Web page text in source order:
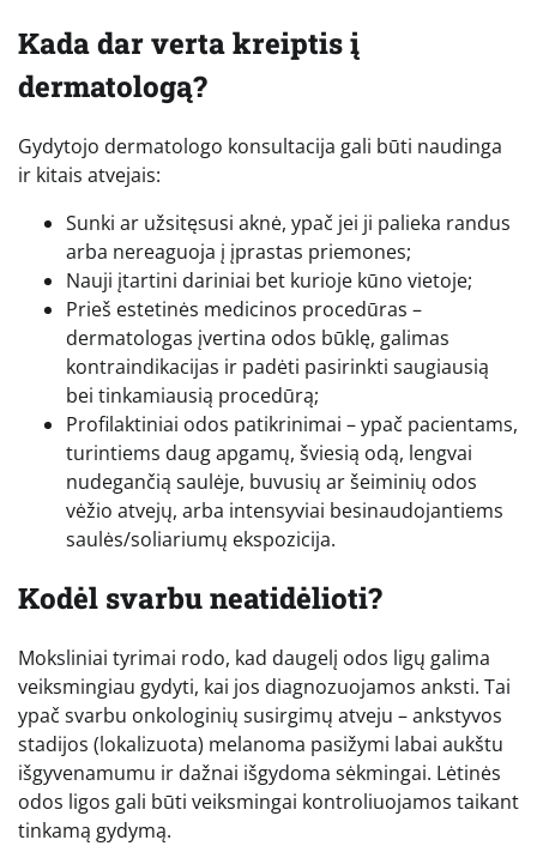
Kada dar verta kreiptis į
dermatologą?
Gydytojo dermatologo konsultacija gali būti naudinga
ir kitais atvejais:
Sunki ar užsitęsusi aknė, ypač jei ji palieka randus
arba nereaguoja į įprastas priemones;
Nauji įtartini dariniai bet kurioje kūno vietoje;
Prieš estetinės medicinos procedūras –
dermatologas įvertina odos būklę, galimas
kontraindikacijas ir padėti pasirinkti saugiausią
bei tinkamiausią procedūrą;
Profilaktiniai odos patikrinimai – ypač pacientams,
turintiems daug apgamų, šviesią odą, lengvai
nudegančią saulėje, buvusių ar šeiminių odos
vėžio atvejų, arba intensyviai besinaudojantiems
saulės/soliariumų ekspozicija.
Kodėl svarbu neatidėlioti?
Moksliniai tyrimai rodo, kad daugelį odos ligų galima
veiksmingiau gydyti, kai jos diagnozuojamos anksti. Tai
ypač svarbu onkologinių susirgimų atveju – ankstyvos
stadijos (lokalizuota) melanoma pasižymi labai aukštu
išgyvenamumu ir dažnai išgydoma sėkmingai. Lėtinės
odos ligos gali būti veiksmingai kontroliuojamos taikant
tinkamą gydymą.